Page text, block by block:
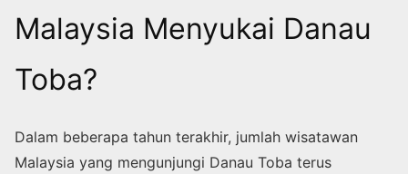
Malaysia Menyukai Danau
Toba?
Dalam beberapa tahun terakhir, jumlah wisatawan
Malaysia yang mengunjungi Danau Toba terus